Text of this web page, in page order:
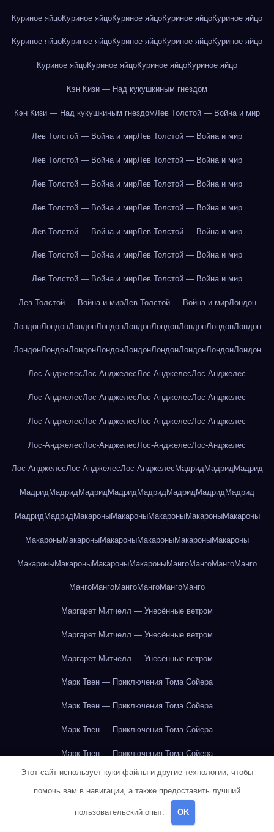
Куриное яйцоКуриное яйцоКуриное яйцоКуриное яйцоКуриное яйцо
Куриное яйцоКуриное яйцоКуриное яйцоКуриное яйцоКуриное яйцо
Куриное яйцоКуриное яйцоКуриное яйцоКуриное яйцо
Кэн Кизи — Над кукушкиным гнездом
Кэн Кизи — Над кукушкиным гнездомЛев Толстой — Война и мир
Лев Толстой — Война и мирЛев Толстой — Война и мир
Лев Толстой — Война и мирЛев Толстой — Война и мир
Лев Толстой — Война и мирЛев Толстой — Война и мир
Лев Толстой — Война и мирЛев Толстой — Война и мир
Лев Толстой — Война и мирЛев Толстой — Война и мир
Лев Толстой — Война и мирЛев Толстой — Война и мир
Лев Толстой — Война и мирЛев Толстой — Война и мир
Лев Толстой — Война и мирЛев Толстой — Война и мирЛондон
ЛондонЛондонЛондонЛондонЛондонЛондонЛондонЛондонЛондон
ЛондонЛондонЛондонЛондонЛондонЛондонЛондонЛондонЛондон
Лос-АнджелесЛос-АнджелесЛос-АнджелесЛос-Анджелес
Лос-АнджелесЛос-АнджелесЛос-АнджелесЛос-Анджелес
Лос-АнджелесЛос-АнджелесЛос-АнджелесЛос-Анджелес
Лос-АнджелесЛос-АнджелесЛос-АнджелесЛос-Анджелес
Лос-АнджелесЛос-АнджелесЛос-Анджелес МадридМадридМадрид
МадридМадридМадридМадридМадридМадридМадридМадрид
Мадрид Мадрид МакароныМакароныМакароныМакароныМакароны
МакароныМакароныМакароныМакароныМакароныМакароны
МакароныМакароныМакароныМакароныМангоМангоМангоМанго
МангоМангоМангоМангоМангоМанго
Маргарет Митчелл — Унесённые ветром
Маргарет Митчелл — Унесённые ветром
Маргарет Митчелл — Унесённые ветром
Марк Твен — Приключения Тома Сойера
Марк Твен — Приключения Тома Сойера
Марк Твен — Приключения Тома Сойера
Марк Твен — Приключения Тома Сойера
Марк Твен — Приключения Тома Сойера
Марк Твен — Приключения Тома Сойера
Марк Твен — Приключения Тома Сойера
Этот сайт использует куки-файлы и другие технологии, чтобы
помочь вам в навигации, а также предоставить лучший
пользовательский опыт. OK